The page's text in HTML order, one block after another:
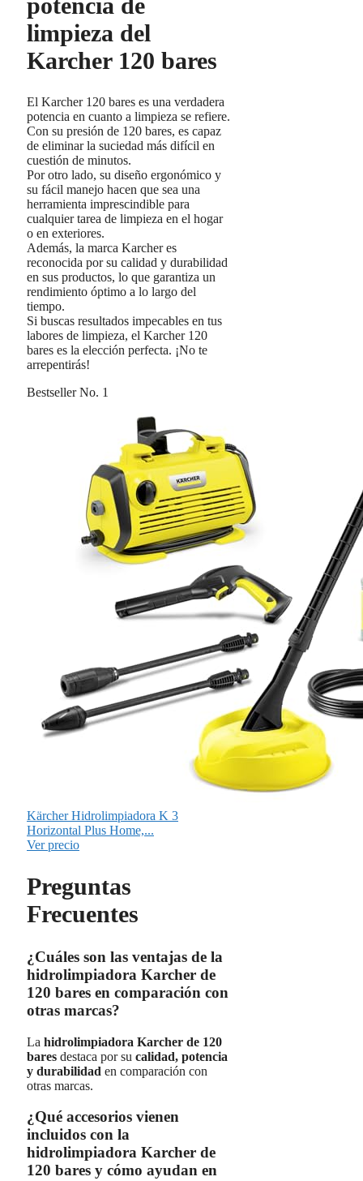
potencia de
limpieza del
Karcher 120 bares
El Karcher 120 bares es una verdadera
potencia en cuanto a limpieza se refiere.
Con su presión de 120 bares, es capaz
de eliminar la suciedad más difícil en
cuestión de minutos.
Por otro lado, su diseño ergonómico y
su fácil manejo hacen que sea una
herramienta imprescindible para
cualquier tarea de limpieza en el hogar
o en exteriores.
Además, la marca Karcher es
reconocida por su calidad y durabilidad
en sus productos, lo que garantiza un
rendimiento óptimo a lo largo del
tiempo.
Si buscas resultados impecables en tus
labores de limpieza, el Karcher 120
bares es la elección perfecta. ¡No te
arrepentirás!
Bestseller No. 1
Kärcher Hidrolimpiadora K 3
Horizontal Plus Home,...
Ver precio
Preguntas
Frecuentes
¿Cuáles son las ventajas de la
hidrolimpiadora Karcher de
120 bares en comparación con
otras marcas?
La hidrolimpiadora Karcher de 120
bares destaca por su calidad, potencia
y durabilidad en comparación con
otras marcas.
¿Qué accesorios vienen
incluidos con la
hidrolimpiadora Karcher de
120 bares y cómo ayudan en